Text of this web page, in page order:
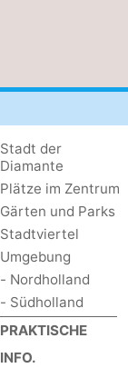
Stadt der
Diamante
Plätze im Zentrum
Gärten und Parks
Stadtviertel
Umgebung
- Nordholland
- Südholland
PRAKTISCHE
INFO.